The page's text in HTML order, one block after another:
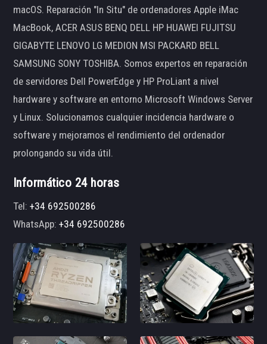
macOS. Reparación "In Situ" de ordenadores Apple iMac
MacBook, ACER ASUS BENQ DELL HP HUAWEI FUJITSU
GIGABYTE LENOVO LG MEDION MSI PACKARD BELL
SAMSUNG SONY TOSHIBA. Somos expertos en reparación
de servidores Dell PowerEdge y HP ProLiant a nivel
hardware y software en entorno Microsoft Windows Server
y Linux. Solucionamos cualquier incidencia hardware o
software y mejoramos el rendimiento del ordenador
prolongando su vida útil.
Informático 24 horas
Tel:+34 692500286
WhatsApp:+34 692500286